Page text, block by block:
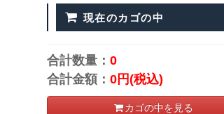
現在のカゴの中
合計数量：0
合計金額：0円(税込)
カゴの中を見る